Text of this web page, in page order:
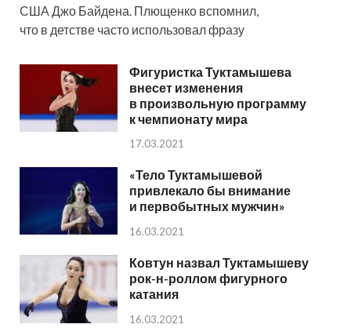
США Джо Байдена. Плющенко вспомнил,
что в детстве часто использовал фразу
Фигуристка Туктамышева
внесет изменения
в произвольную программу
к чемпионату мира
17.03.2021
«Тело Туктамышевой
привлекало бы внимание
и первобытных мужчин»
16.03.2021
Ковтун назвал Туктамышеву
рок-н-роллом фигурного
катания
16.03.2021